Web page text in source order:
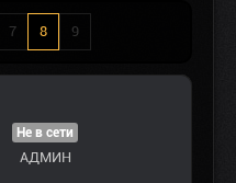
7 8 9
Не в сети
АДМИН